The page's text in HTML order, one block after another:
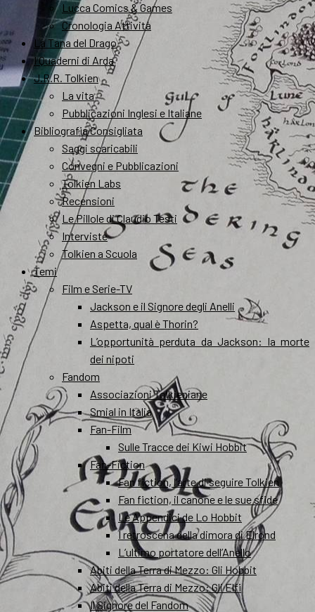
Lucca Comics & Games
Cronologia Attività
La Tana del Drago
I Quaderni di Arda
J.R.R. Tolkien
La vita
Pubblicazioni Inglesi e Italiane
Bibliografia Consigliata
Saggi scaricabili
Convegni e Pubblicazioni
Tolkien Labs
Recensioni
Le Pillole di Claudio Testi
Interviste
Tolkien a Scuola
Temi
Film e Serie-TV
Jackson e il Signore degli Anelli
Aspetta, qual è Thorin?
L’opportunità perduta da Jackson: la morte
dei nipoti
Fandom
Associazioni Tolkieniane
Smial in Italia
Fan-Film
Sulle Tracce dei Kiwi Hobbit
Fan-Fiction
Fan fiction, l’arte di seguire Tolkien
Fan fiction, il canone e le sue sfide
Le Appendici de Lo Hobbit
I retroscena della dimora di Elrond
L’ultimo portatore dell’Anello
Abiti della Terra di Mezzo: Gli Hobbit
Abiti della Terra di Mezzo: Gli Elfi
Il Signore del Fandom